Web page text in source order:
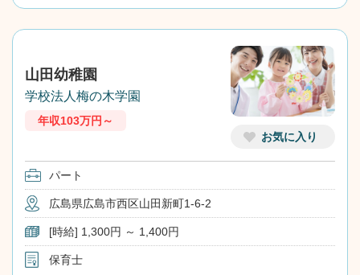
お気に入り
山田幼稚園
学校法人梅の木学園
年収103万円～
パート
広島県広島市西区山田新町1-6-2
[時給] 1,300円 ～ 1,400円
保育士